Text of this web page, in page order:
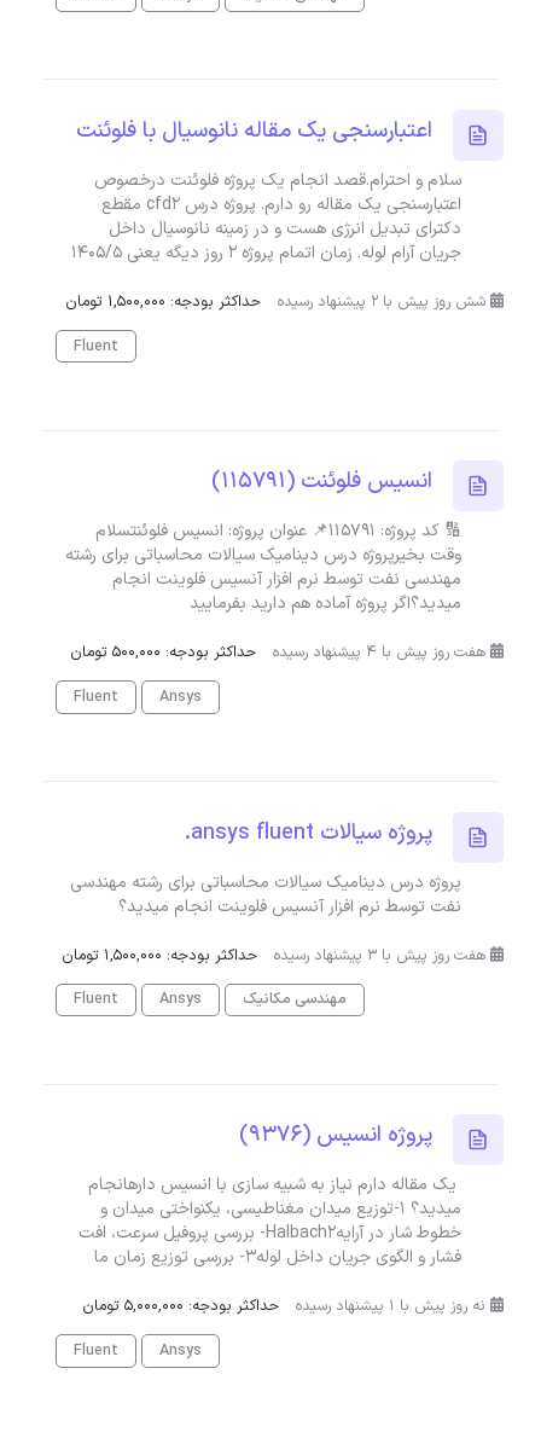
اعتبارسنجی یک مقاله نانوسیال با فلوئنت
سلام و احترام.قصد انجام یک پروژه فلوئنت درخصوص
اعتبارسنجی یک مقاله رو دارم. پروژه درس cfd2 مقطع
دکترای تبدیل انرژی هست و در زمینه نانوسیال داخل
جریان آرام لوله. زمان اتمام پروژه 2 روز دیگه یعنی 1405/5
شش روز پیش با 2 پیشنهاد رسیده
حداکثر بودجه: 1,500,000 تومان
Fluent
انسیس فلوئنت (115791)
🔢 کد پروژه: 115791📌 عنوان پروژه: انسیس فلوئنتسلام
وقت بخیرپروژه درس دینامیک سیالات محاسباتی برای رشته
مهندسی نفت توسط نرم افزار آنسیس فلوینت انجام
میدید؟اگر پروژه آماده هم دارید بفرمایید
هفت روز پیش با 4 پیشنهاد رسیده
حداکثر بودجه: 500,000 تومان
Ansys
Fluent
پروژه سیالات ansys fluent.
پروژه درس دینامیک سیالات محاسباتی برای رشته مهندسی
نفت توسط نرم افزار آنسیس فلوینت انجام میدید؟
هفت روز پیش با 3 پیشنهاد رسیده
حداکثر بودجه: 1,500,000 تومان
مهندسی مکانیک
Ansys
Fluent
پروژه انسیس (9376)
یک مقاله دارم نیاز به شبیه سازی با انسیس دارهانجام
میدید؟ ۱-توزیع میدان مغناطیسی، یکنواختی میدان و
خطوط شار در آرایهHalbach۲- بررسی پروفیل سرعت، افت
فشار و الگوی جریان داخل لوله۳- بررسی توزیع زمان ما
نه روز پیش با 1 پیشنهاد رسیده
حداکثر بودجه: 5,000,000 تومان
Ansys
Fluent